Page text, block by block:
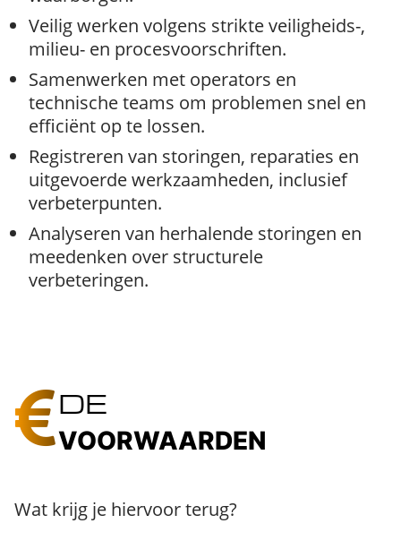
Veilig werken volgens strikte veiligheids-,
milieu- en procesvoorschriften.
Samenwerken met operators en
technische teams om problemen snel en
efficiënt op te lossen.
Registreren van storingen, reparaties en
uitgevoerde werkzaamheden, inclusief
verbeterpunten.
Analyseren van herhalende storingen en
meedenken over structurele
verbeteringen.
DE
VOORWAARDEN
Wat krijg je hiervoor terug?